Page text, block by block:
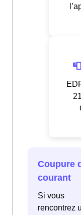
Coupure
courant
Si vous
rencontrez